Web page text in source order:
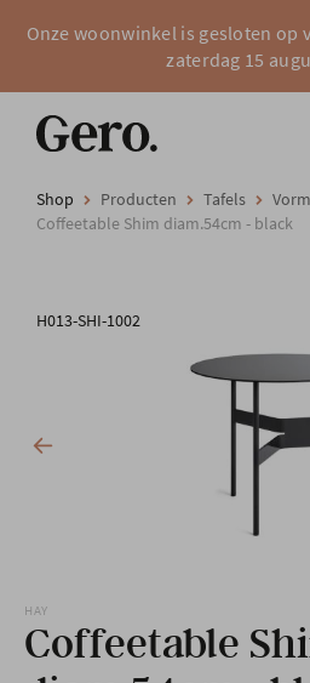
Onze woonwinkel is gesloten op
zaterdag 15
Shop
Shop Producten Tafels Vorm
Coffeetable Shim diam.54cm - black
H013-SHI-1002
HAY
Coffeetable